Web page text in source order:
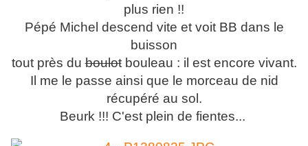
plus rien !!
Pépé Michel descend vite et voit BB dans le
buisson
tout près duboulotbouleau : il est encore vivant.
Il me le passe ainsi que le morceau de nid
récupéré au sol.
Beurk !!! C'est plein de fientes...